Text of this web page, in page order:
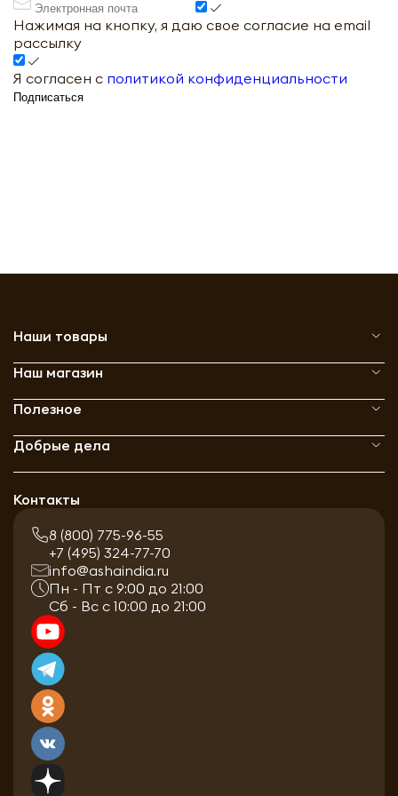
Нажимая на кнопку, я даю свое согласие на email
рассылку
Я согласен с политикой конфиденциальности
Подписаться
Наши товары
Наш магазин
Полезное
Добрые дела
Контакты
8 (800) 775-96-55
+7 (495) 324-77-70
info@ashaindia.ru
Пн - Пт с 9:00 до 21:00
Сб - Вс с 10:00 до 21:00